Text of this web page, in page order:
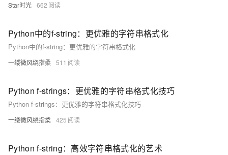
Star时光 662
Python中的f-string：更优雅的字符串格式化
Python中的f-string：更优雅的字符串格式化
一缕微风绕指柔 511
Python f-strings：更优雅的字符串格式化技巧
Python f-strings：更优雅的字符串格式化技巧
一缕微风绕指柔 425
Python f-string：高效字符串格式化的艺术